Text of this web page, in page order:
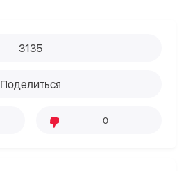
3135
Поделиться
0